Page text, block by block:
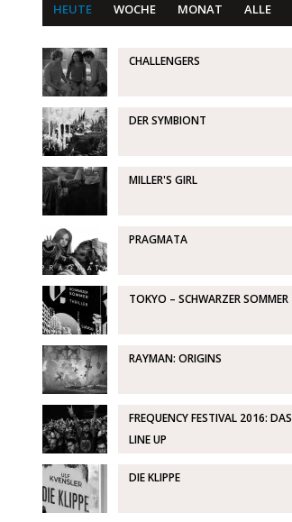
HEUTE WOCHE MONAT ALLE
CHALLENGERS
DER SYMBIONT
MILLER'S GIRL
PRAGMATA
TOKYO – SCHWARZER SOMMER
RAYMAN: ORIGINS
FREQUENCY FESTIVAL 2016: DAS
LINE UP
DIE KLIPPE